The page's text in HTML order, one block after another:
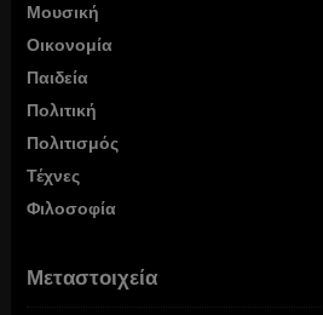
Μουσική
Οικονομία
Παιδεία
Πολιτική
Πολιτισμός
Τέχνες
Φιλοσοφία
Μεταστοιχεία